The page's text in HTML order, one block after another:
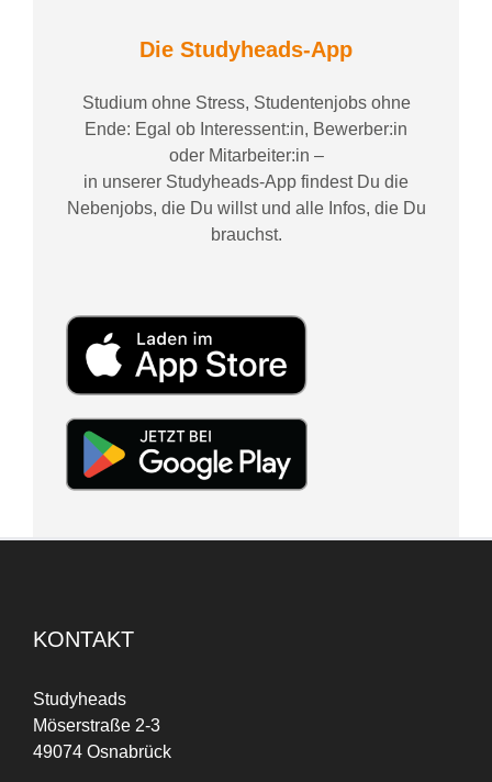
Die Studyheads-App
Studium ohne Stress, Studentenjobs ohne
Ende: Egal ob Interessent:in, Bewerber:in
oder Mitarbeiter:in –
in unserer Studyheads-App findest Du die
Nebenjobs, die Du willst und alle Infos, die Du
brauchst.
KONTAKT
Studyheads
Möserstraße 2-3
49074 Osnabrück